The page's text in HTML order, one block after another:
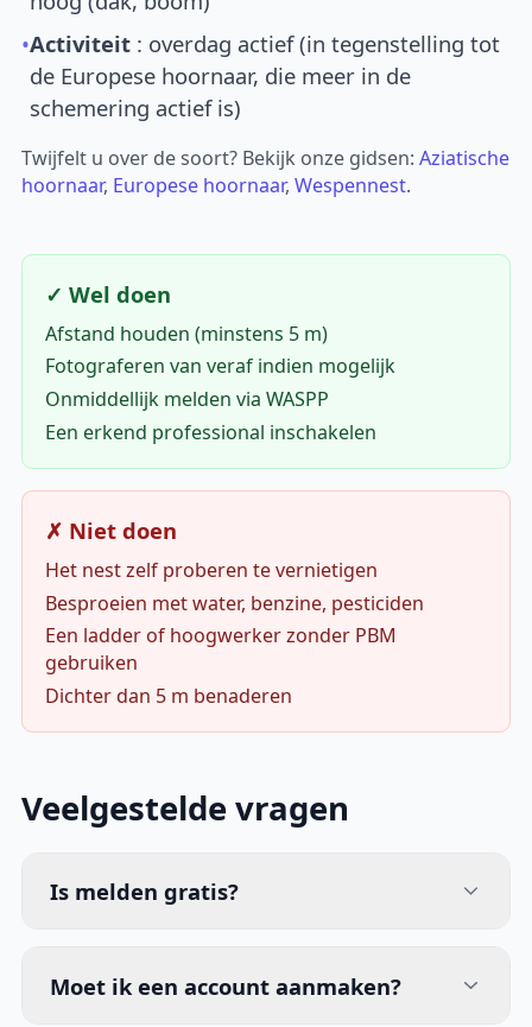
•Activiteit : overdag actief (in tegenstelling tot
de Europese hoornaar, die meer in de
schemering actief is)
Twijfelt u over de soort? Bekijk onze gidsen:Aziatische
hoornaar, Europese hoornaar,Wespennest.
✓ Wel doen
Afstand houden (minstens 5 m)
Fotograferen van veraf indien mogelijk
Onmiddellijk melden via WASPP
Een erkend professional inschakelen
✗ Niet doen
Het nest zelf proberen te vernietigen
Besproeien met water, benzine, pesticiden
Een ladder of hoogwerker zonder PBM
gebruiken
Dichter dan 5 m benaderen
Veelgestelde vragen
Is melden gratis?
Moet ik een account aanmaken?